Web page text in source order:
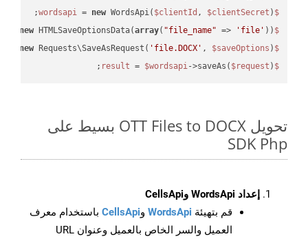
$wordsapi
= new WordsApi( $clientId , $clientSecret );
$saveOptions
new HTMLSaveOptionsData(array( "file_name" => 'file' ));
$request
new Requests\SaveAsRequest( 'file.DOCX' , $saveOptions );
$result
= $wordsapi->saveAs( $request );
تحويل OTT Files to DOCX بسيط على
SDK Php
إعداد WordsApi وCellsApi
قم بتهيئة WordsApi وCellsApi باستخدام معرف
العميل والسر الخاص بالعميل وعنوان URL